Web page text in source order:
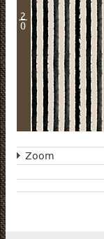
2
0
Zoom